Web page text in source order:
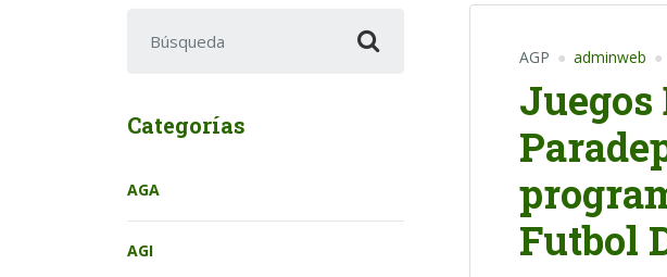
AGP adminweb
Juegos
Futbol
Categorías
AGA
AGI